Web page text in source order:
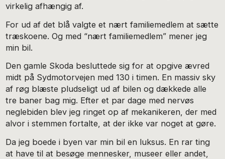
virkelig afhængig af.
For ud af det blå valgte et nært familiemedlem at sætte
træskoene. Og med “nært familiemedlem” mener jeg
min bil.
Den gamle Skoda besluttede sig for at opgive ævred
midt på Sydmotorvejen med 130 i timen. En massiv sky
af røg blæste pludseligt ud af bilen og dækkede alle
tre baner bag mig. Efter et par dage med nervøs
neglebiden blev jeg ringet op af mekanikeren, der med
alvor i stemmen fortalte, at der ikke var noget at gøre.
Da jeg boede i byen var min bil en luksus. En rar ting
at have til at besøge mennesker, museer eller andet,